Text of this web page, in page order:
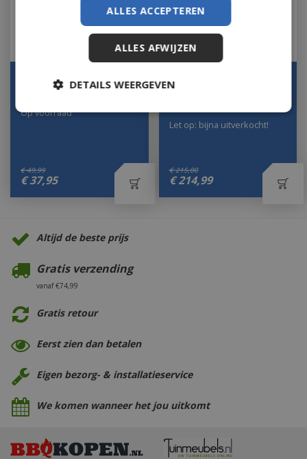
Bijzettafel goud
l40.5h50cm
€ 49,99
€ 37,95
Op voorraad
Bijzettafel Ramah L 51
46 Zwart Metaal
€ 215,00
€ 214,99
Let op: bijna uitverkocht!
Altijd de beste prijs
Gratis verzending
vanaf €74,99
Gratis retour
Eerst zien dan betalen
Eigen bezorg- & installatieservice
We komen wanneer het jou uitkomt
ALLES ACCEPTEREN
ALLES AFWIJZEN
DETAILS WEERGEVEN